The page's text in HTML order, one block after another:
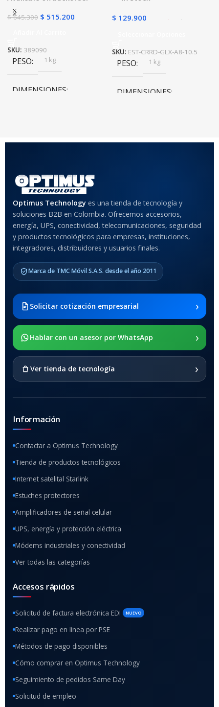
$645.300 $ 515.200
SKU: 389090
PESO 1 kg
DIMENSIONES
$ 129.900
SKU: EST-CRRD-GLX-A8-10.5
PESO 1 kg
DIMENSIONES
COLOR
Anti-Shock
MODELO DE TABLETS
COMPATIBLES
2021 SM-x200 / Samsung
Galaxy Tab A8 10.5 2021 SM-
x205
SOPORTE DE APOYO
Optimus Technology es una tienda de tecnología y
soluciones B2B en Colombia. Ofrecemos accesorios,
energía, UPS, conectividad, telecomunicaciones, seguridad
y productos tecnológicos para empresas, instituciones,
integradores, distribuidores y usuarios finales.
Marca de TMC Móvil S.A.S. desde el año 2011
Solicitar cotización empresarial ›
Hablar con un asesor por WhatsApp ›
Ver tienda de tecnología ›
Información
Contactar a Optimus Technology
Tienda de productos tecnológicos
Internet satelital Starlink
Estuches protectores
Amplificadores de señal celular
UPS, energía y protección eléctrica
Módems industriales y conectividad
Ver todas las categorías
Accesos rápidos
Solicitud de factura electrónica EDI NUEVO
Realizar pago en línea por PSE
Métodos de pago disponibles
Cómo comprar en Optimus Technology
Seguimiento de pedidos Same Day
Solicitud de empleo